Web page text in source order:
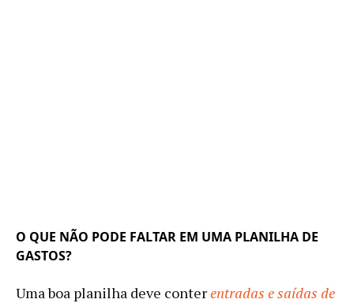
O QUE NÃO PODE FALTAR EM UMA PLANILHA DE
GASTOS?
Uma boa planilha deve conterentradas e saídas de